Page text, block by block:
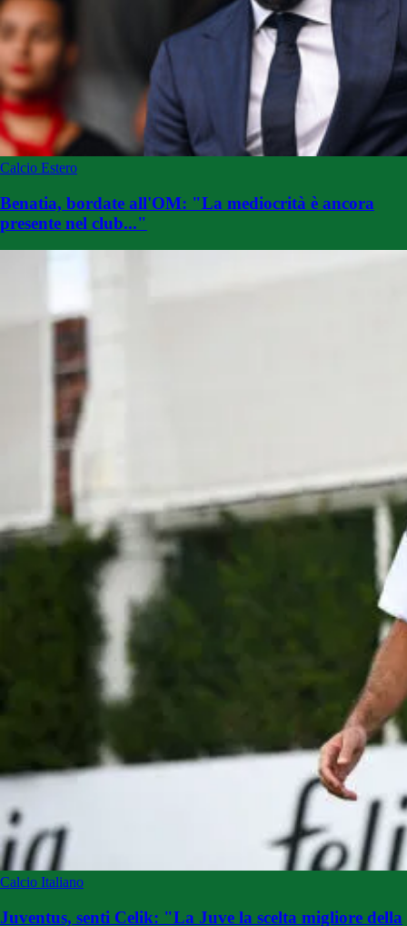
Calcio Estero
Benatia, bordate all'OM: "La mediocrità è ancora
presente nel club..."
Calcio Italiano
Juventus, senti Celik: "La Juve la scelta migliore della